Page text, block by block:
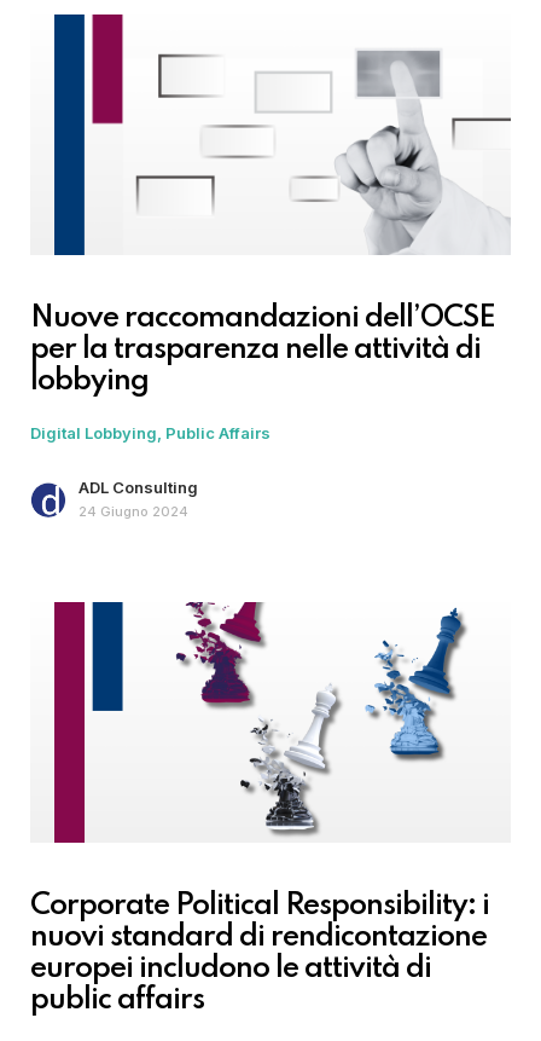
Nuove raccomandazioni dell’OCSE
per la trasparenza nelle attività di
lobbying
Digital Lobbying Public Affairs
ADL Consulting
24 Giugno 2024
Corporate Political Responsibility: i
nuovi standard di rendicontazione
europei includono le attività di
public affairs